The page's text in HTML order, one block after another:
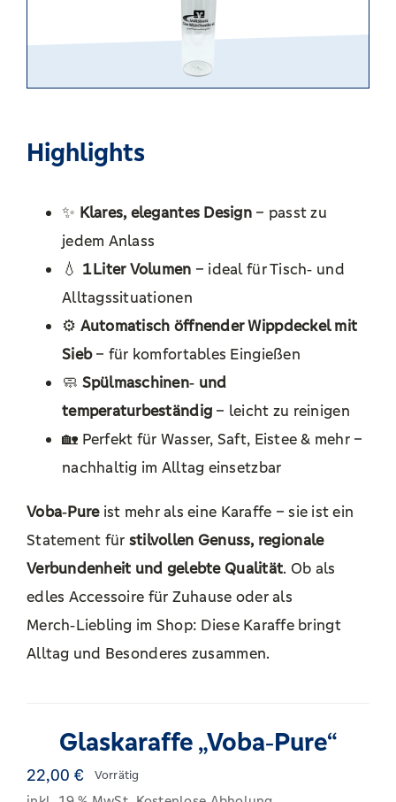
Highlights
✨ Klares, elegantes Design – passt zu
jedem Anlass
💧 1 Liter Volumen – ideal für Tisch‑ und
Alltagssituationen
⚙️ Automatisch öffnender Wippdeckel mit
Sieb– für komfortables Eingießen
🧼 Spülmaschinen‑ und
temperaturbeständig – leicht zu reinigen
🏡 Perfekt für Wasser, Saft, Eistee & mehr –
nachhaltig im Alltag einsetzbar
Voba‑Pureist mehr als eine Karaffe – sie ist ein
Statement für stilvollen Genuss, regionale
Verbundenheit und gelebte Qualität. Ob als
edles Accessoire für Zuhause oder als
Merch‑Liebling im Shop: Diese Karaffe bringt
Alltag und Besonderes zusammen.
Glaskaraffe „Voba‑Pure“
22,00 € Vorrätig